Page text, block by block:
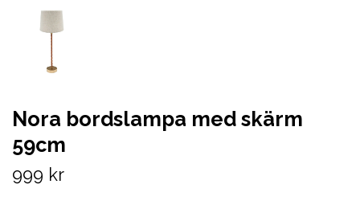
Nora bordslampa med skärm
59cm
999 kr